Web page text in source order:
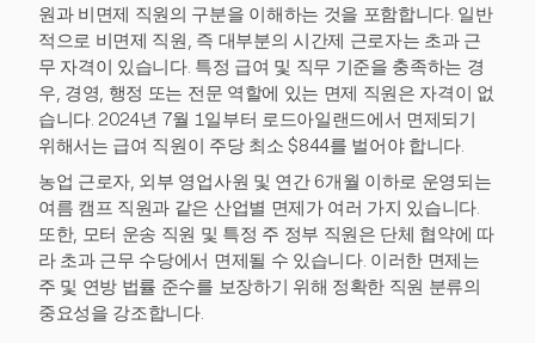
원과 비면제 직원의 구분을 이해하는 것을 포함합니다. 일반
적으로 비면제 직원, 즉 대부분의 시간제 근로자는 초과 근
무 자격이 있습니다. 특정 급여 및 직무 기준을 충족하는 경
우, 경영, 행정 또는 전문 역할에 있는 면제 직원은 자격이 없
습니다. 2024년 7월 1일부터 로드아일랜드에서 면제되기
위해서는 급여 직원이 주당 최소 $844를 벌어야 합니다.
농업 근로자, 외부 영업사원 및 연간 6개월 이하로 운영되는
여름 캠프 직원과 같은 산업별 면제가 여러 가지 있습니다.
또한, 모터 운송 직원 및 특정 주 정부 직원은 단체 협약에 따
라 초과 근무 수당에서 면제될 수 있습니다. 이러한 면제는
주 및 연방 법률 준수를 보장하기 위해 정확한 직원 분류의
중요성을 강조합니다.